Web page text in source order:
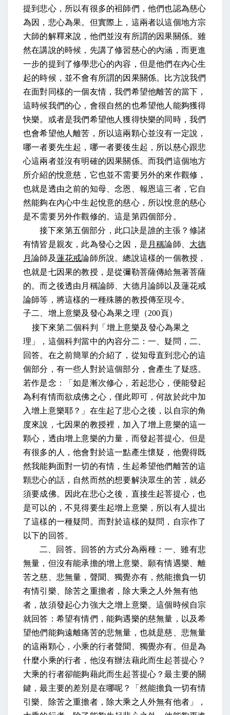
提到悲心，所以有很多的袓師們，他們也認為慈心
為因，悲心為果。但實際上，這兩者以這個地方宗
大師的解釋來說，他們並沒有所謂的因果關係。雖
然在講說的時候，先講了修習慈心的內涵，而更進
一步的提到了修學悲心的內容，但是他們在內心生
起的時候，並不會有所謂的因果關係。比方說我們
在面對同樣的一個友情，我們希望他離苦的當下，
這時候我們的心，會很自然的也希望他人能夠獲得
快樂。或者是我們希望他人獲得快樂的同時，我們
也會希望他人離苦，所以這兩顆心並沒有一定說，
哪一者要先生起，哪一者要後生起，所以慈心跟悲
心這兩者並沒有明確的因果關係。而我們這個地方
所介紹的悅意慈，它也並不需要另外的來作觀修，
也就是透由之前的知母、念恩、報恩這三者，它自
然能夠在內心中生起悅意的慈心，所以悅意的慈心
是不需要另外作觀修的。這是第四個部分。
接下來第五個部分，此口訣是誰的主張？ 修諸
有情皆是親友，此為發心之因，是 月稱論師、 大德
月論師及蓮花戒論師所說。總說這樣的一個教授，
也就是七因果的教授，是從彌勒菩薩傳給無著菩薩
的。而之後透由月稱論師、大德月論師以及蓮花戒
論師等，將這樣的一種殊勝的教授傳至現今。
子二、增上意樂及發心為果之理（200頁）
接下來第二個科判「增上意樂及發心為果之
理」，這個科判當中的內容分二：一、疑問，二、
回答。在之前簡單的介紹了，從知母直到悲心的這
個部分，有一些人對於這個部分，會產生了疑惑。
若作是念：「如是漸次修心，若起悲心，便能發起
為利有情而欲成佛之心，僅此即可，何故於此中加
入增上意樂耶？ 」在生起了悲心之後，以自宗的角
度來說，七因果的教授裡，加入了增上意樂的這一
顆心，透由增上意樂的力量，而發起菩提心。但是
有很多的人，他會對於這一點產生懷疑，他覺得既
然我能夠面對一切的有情，生起希望他們離苦的這
顆悲心的話，自然而然的想要解決眾生的苦，就必
須要成佛。因此在悲心之後，直接生起菩提心，也
是可以的，不見得要生起增上意樂，所以有人提出
了這樣的一種疑問。而對於這樣的疑問，自宗作了
以下的回答。
二、回答。回答的方式分為兩種：一、雖有悲
無量，但沒有能承擔的增上意樂。 願有情遇樂、離
苦之慈、悲無量，聲聞、獨覺亦有，然能擔負一切
有情引樂、除苦之重擔者，除大乘之人外無有他
者，故須發起心力強大之增上意樂。這個時候自宗
就回答：希望有情們，能夠遇樂的慈無量，以及希
望他們能夠遠離痛苦的悲無量，也就是慈、悲無量
的這兩顆心，小乘的行者聲聞、獨覺亦有。但是為
什麼小乘的行者，他沒有辦法藉此而生起菩提心？
大乘的行者卻能夠藉此而生起菩提心？最主要的關
鍵，最主要的差別是在哪呢？「然能擔負一切有情
引樂、除苦之重擔者，除大乘之人外無有他者」，